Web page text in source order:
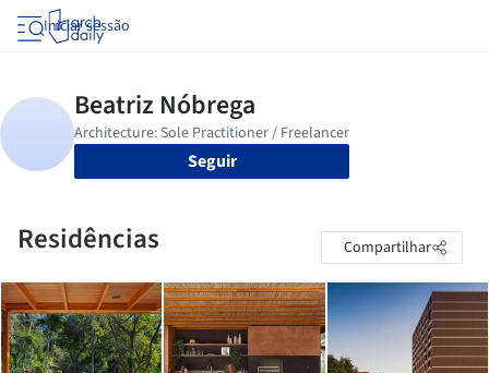
Iniciar sessão
Seguir
Residências Compartilhar